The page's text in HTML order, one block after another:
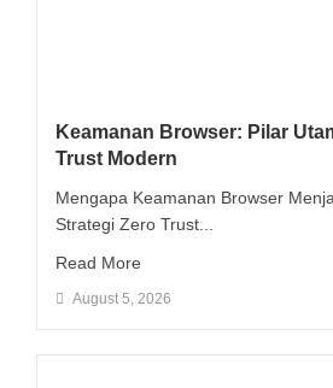
Keamanan Browser: Pilar
Trust Modern
Mengapa Keamanan Browser
Strategi Zero Trust...
Read More
August 5, 2026